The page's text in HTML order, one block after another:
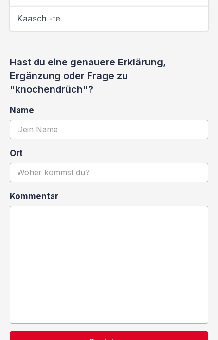
Kaasch -te
Hast du eine genauere Erklärung,
Ergänzung oder Frage zu
"knochendrüch"?
Name
Ort
Kommentar